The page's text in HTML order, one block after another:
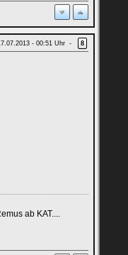
- 00:51 Uhr - 8
ab KAT....